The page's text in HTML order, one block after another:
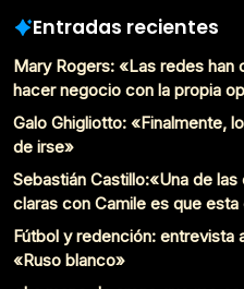
Entradas recientes
Mary Rogers: «Las redes
hacer negocio con la propia
Galo Ghigliotto: «Finalmente,
de irse»
Sebastián Castillo:«Una de
claras con Camile es que
Fútbol y redención: entrevista
«Ruso blanco»